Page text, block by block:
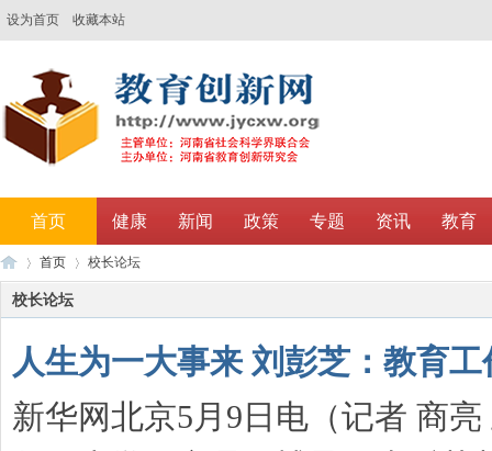
设为首页 收藏本站
首页 健康 新闻 政策 专题 资讯 教育
调研
首页
›
校长论坛
校长论坛
人生为一大事来 刘彭芝：教育
新华网北京5月9日电（记者 商